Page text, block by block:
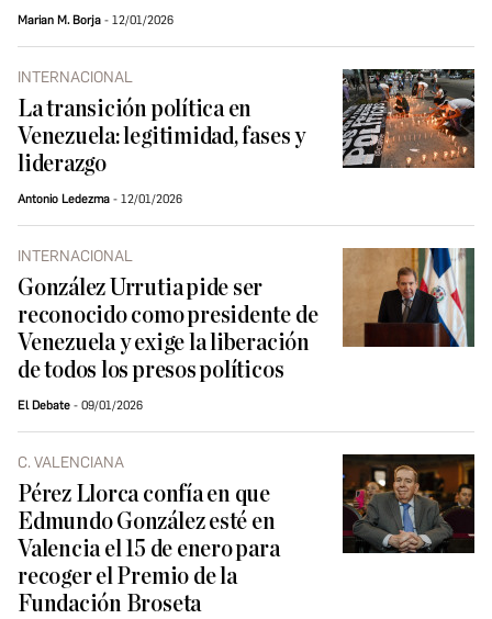
Marian M. Borja 12/01/2026
INTERNACIONAL
La transición política en
Venezuela: legitimidad, fases y
liderazgo
Antonio Ledezma 12/01/2026
INTERNACIONAL
González Urrutia pide ser
reconocido como presidente de
Venezuela y exige la liberación
de todos los presos políticos
El Debate 09/01/2026
C. VALENCIANA
Pérez Llorca confía en que
Edmundo González esté en
Valencia el 15 de enero para
recoger el Premio de la
Fundación Broseta